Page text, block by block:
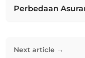
Previous post:
Perbedaan
Next article →